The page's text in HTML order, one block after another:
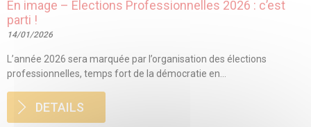
En image – Elections Professionnelles 2026 : c’est
parti !
14/01/2026
L’année 2026 sera marquée par l’organisation des élections
professionnelles, temps fort de la démocratie en...
DETAILS